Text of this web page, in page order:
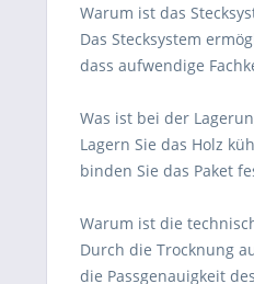
Warum ist das
Das Stecksystem
dass aufwendige
Was ist bei der
Lagern Sie das Holz
binden Sie das Paket
Warum ist die
Durch die Trocknung
die Passgenauigkeit